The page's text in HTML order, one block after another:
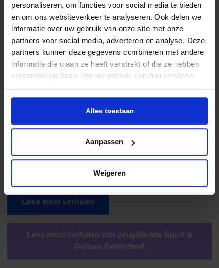
personaliseren, om functies voor social media te bieden
en om ons websiteverkeer te analyseren. Ook delen we
informatie over uw gebruik van onze site met onze
partners voor social media, adverteren en analyse. Deze
partners kunnen deze gegevens combineren met andere
informatie die u aan ze heeft verstrekt of die ze hebben
verzameld op basis van uw gebruik van hun services.
Alles toestaan
Aanpassen
Weigeren
cultuurverenigingen actief hun (potentiële) deelnemers
gaan informeren over de mogelijkheden van het JFSC. Ik
zou bijvoorbeeld het liefst banners willen zien bij de
voetbalvelden en sporthallen: ‘Ieder kind mag hier komen
sporten’.
Word ook intermediar
Lees meer verhalen
Lees meer verhalen van Jeugdfonds Sport &
Cultuur Gelderland